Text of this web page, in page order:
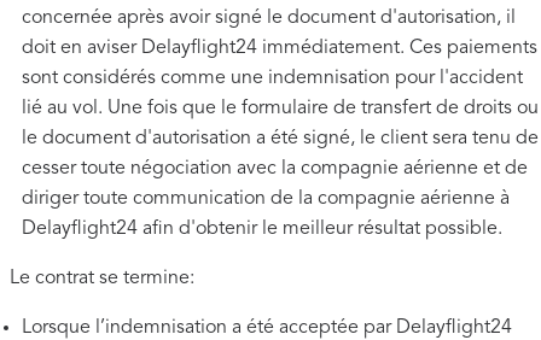
concernée après avoir signé le document d'autorisation, il
doit en aviser Delayflight24 immédiatement. Ces paiements
sont considérés comme une indemnisation pour l'accident
lié au vol. Une fois que le formulaire de transfert de droits ou
le document d'autorisation a été signé, le client sera tenu de
cesser toute négociation avec la compagnie aérienne et de
diriger toute communication de la compagnie aérienne à
Delayflight24 afin d'obtenir le meilleur résultat possible.
Le contrat se termine:
Lorsque l’indemnisation a été acceptée par Delayflight24